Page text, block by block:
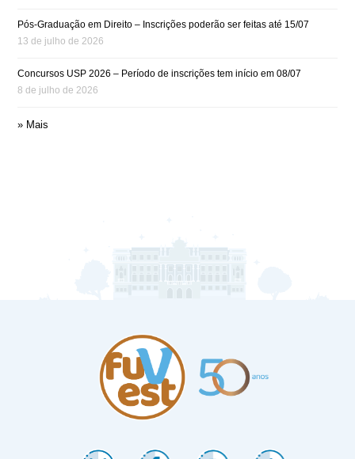
Pós-Graduação em Direito – Inscrições poderão ser feitas até 15/07
13 de julho de 2026
Concursos USP 2026 – Período de inscrições tem início em 08/07
8 de julho de 2026
» Mais